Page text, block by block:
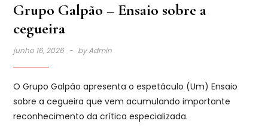
Grupo Galpão – Ensaio sobre a
cegueira
junho 16, 2026 byAdmin
O Grupo Galpão apresenta o espetáculo (Um) Ensaio
sobre a cegueira que vem acumulando importante
reconhecimento da crítica especializada.